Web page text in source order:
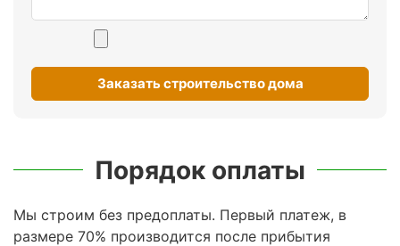
Заказать строительство дома
Порядок оплаты
Мы строим без предоплаты. Первый платеж, в
размере 70% производится после прибытия